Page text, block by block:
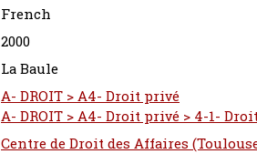
French
2000
La Baule
A- DROIT > A4- Droit privé
A- DROIT > A4- Droit privé > 4-1-
Centre de Droit des Affaires